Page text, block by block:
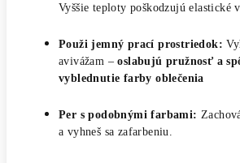
Vyššie teploty poškodzujú elastické
Použi jemný prací prostriedok:
avivážam –oslabujú pružnosť a
vyblednutie farby oblečenia
Per s podobnými farbami:
a vyhneš sa zafarbeniu.